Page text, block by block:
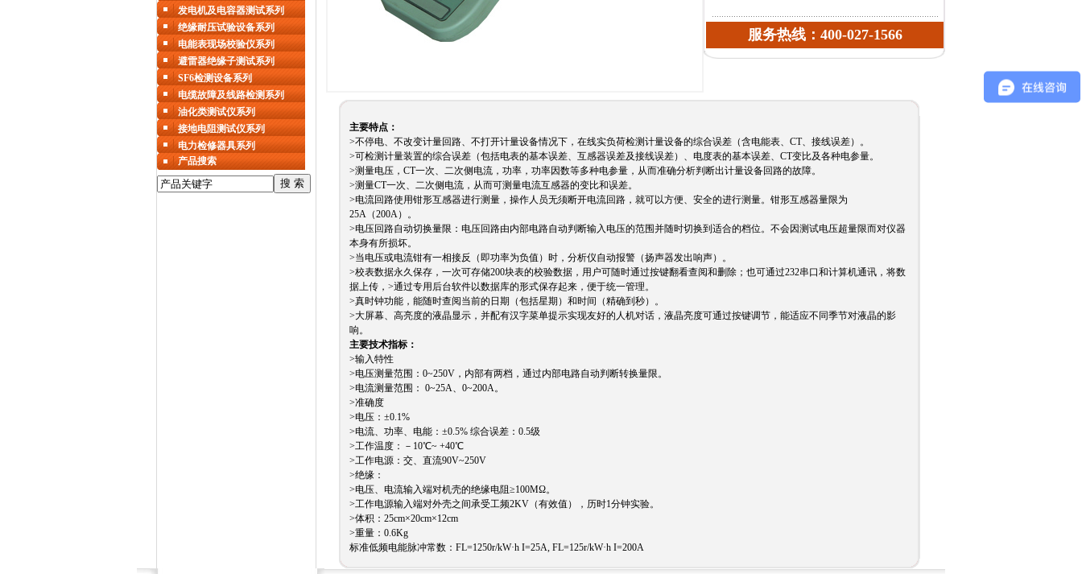
服务热线：400-027-1566
主要特点：
>不停电、不改变计量回路、不打开计量设备情况下，在线实负荷检测计量设备的综合误差（含电能表、CT、接线误差）。
>可检测计量装置的综合误差（包括电表的基本误差、互感器误差及接线误差）、电度表的基本误差、CT变比及各种电参量。
>测量电压，CT一次、二次侧电流，功率，功率因数等多种电参量，从而准确分析判断出计量设备回路的故障。
>测量CT一次、二次侧电流，从而可测量电流互感器的变比和误差。
>电流回路使用钳形互感器进行测量，操作人员无须断开电流回路，就可以方便、安全的进行测量。钳形互感器量限为
25A（200A）。
>电压回路自动切换量限：电压回路由内部电路自动判断输入电压的范围并随时切换到适合的档位。不会因测试电压超量限而对仪器
本身有所损坏。
>当电压或电流钳有一相接反（即功率为负值）时，分析仪自动报警（扬声器发出响声）。
>校表数据永久保存，一次可存储200块表的校验数据，用户可随时通过按键翻看查阅和删除；也可通过232串口和计算机通讯，将数
据上传，>通过专用后台软件以数据库的形式保存起来，便于统一管理。
>真时钟功能，能随时查阅当前的日期（包括星期）和时间（精确到秒）。
>大屏幕、高亮度的液晶显示，并配有汉字菜单提示实现友好的人机对话，液晶亮度可通过按键调节，能适应不同季节对液晶的影
响。
主要技术指标：
>输入特性
>电压测量范围：0~250V，内部有两档，通过内部电路自动判断转换量限。
>电流测量范围： 0~25A、0~200A。
>准确度
>电压：±0.1%
>电流、功率、电能：±0.5% 综合误差：0.5级
>工作温度：－10℃~ +40℃
>工作电源：交、直流90V~250V
>绝缘：
>电压、电流输入端对机壳的绝缘电阻≥100MΩ。
>工作电源输入端对外壳之间承受工频2KV（有效值），历时1分钟实验。
>体积：25cm×20cm×12cm
>重量：0.6Kg
标准低频电能脉冲常数：FL=1250r/kW·h I=25A, FL=125r/kW·h I=200A
发电机及电容器测试系列
绝缘耐压试验设备系列
电能表现场校验仪系列
避雷器绝缘子测试系列
SF6检测设备系列
电缆故障及线路检测系列
油化类测试仪系列
接地电阻测试仪系列
电力检修器具系列
产品搜索